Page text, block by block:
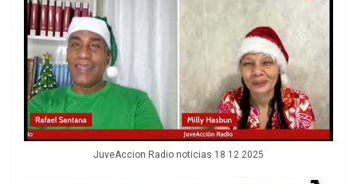
JuveAccion Radio noticias 18 12 2025